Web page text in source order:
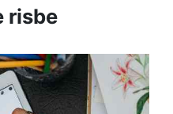
risbe